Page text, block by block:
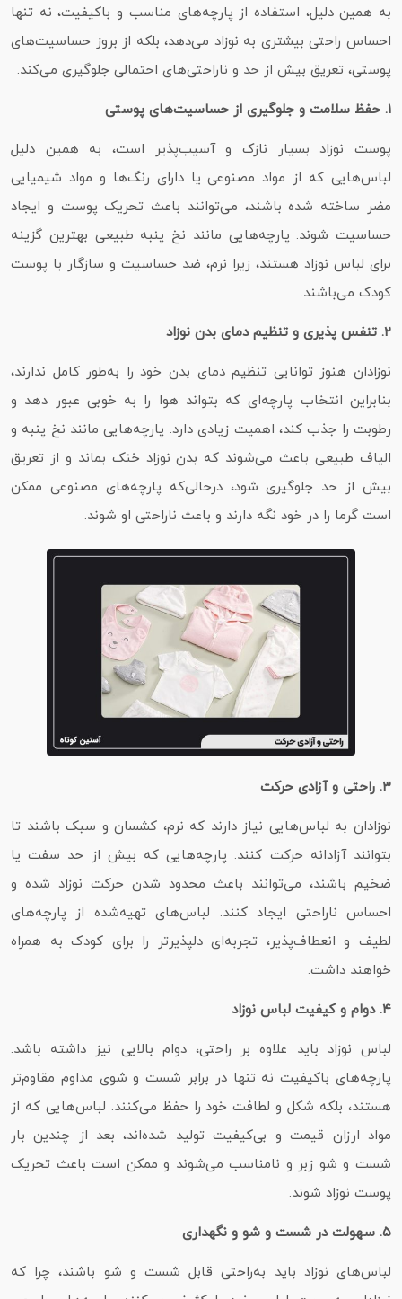
به همین دلیل، استفاده از پارچه‌های مناسب و باکیفیت، نه‌ تنها
احساس راحتی بیشتری به نوزاد می‌دهد، بلکه از بروز حساسیت‌های
پوستی، تعریق بیش از حد و ناراحتی‌های احتمالی جلوگیری می‌کند.
۱. حفظ سلامت و جلوگیری از حساسیت‌های پوستی
پوست نوزاد بسیار نازک و آسیب‌پذیر است، به همین دلیل
لباس‌هایی که از مواد مصنوعی یا دارای رنگ‌ها و مواد شیمیایی
مضر ساخته شده باشند، می‌توانند باعث تحریک پوست و ایجاد
حساسیت شوند. پارچه‌هایی مانند نخ پنبه طبیعی بهترین گزینه
برای لباس نوزاد هستند، زیرا نرم، ضد حساسیت و سازگار با پوست
کودک می‌باشند.
۲. تنفس‌ پذیری و تنظیم دمای بدن نوزاد
نوزادان هنوز توانایی تنظیم دمای بدن خود را به‌طور کامل ندارند،
بنابراین انتخاب پارچه‌ای که بتواند هوا را به خوبی عبور دهد و
رطوبت را جذب کند، اهمیت زیادی دارد. پارچه‌هایی مانند نخ پنبه و
الیاف طبیعی باعث می‌شوند که بدن نوزاد خنک بماند و از تعریق
بیش از حد جلوگیری شود، درحالی‌که پارچه‌های مصنوعی ممکن
است گرما را در خود نگه دارند و باعث ناراحتی او شوند.
۳. راحتی و آزادی حرکت
نوزادان به لباس‌هایی نیاز دارند که نرم، کشسان و سبک باشند تا
بتوانند آزادانه حرکت کنند. پارچه‌هایی که بیش از حد سفت یا
ضخیم باشند، می‌توانند باعث محدود شدن حرکت نوزاد شده و
احساس ناراحتی ایجاد کنند. لباس‌های تهیه‌شده از پارچه‌های
لطیف و انعطاف‌پذیر، تجربه‌ای دلپذیرتر را برای کودک به همراه
خواهند داشت.
۴. دوام و کیفیت لباس نوزاد
لباس نوزاد باید علاوه بر راحتی، دوام بالایی نیز داشته باشد.
پارچه‌های باکیفیت نه‌ تنها در برابر شست و شوی مداوم مقاوم‌تر
هستند، بلکه شکل و لطافت خود را حفظ می‌کنند. لباس‌هایی که از
مواد ارزان‌ قیمت و بی‌کیفیت تولید شده‌اند، بعد از چندین بار
شست‌ و شو زبر و نامناسب می‌شوند و ممکن است باعث تحریک
پوست نوزاد شوند.
۵. سهولت در شست‌ و شو و نگهداری
لباس‌های نوزاد باید به‌راحتی قابل شست‌ و شو باشند، چرا که